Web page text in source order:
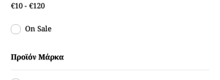
€10 -€120
On Sale
Προϊόν Μάρκα